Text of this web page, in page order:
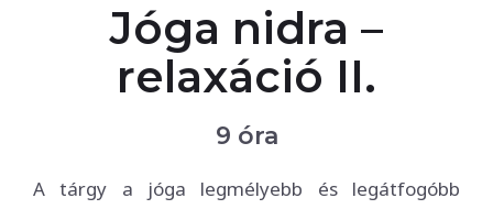
Jóga nidra –
relaxáció II.
9 óra
A tárgy a jóga legmélyebb és legátfogóbb